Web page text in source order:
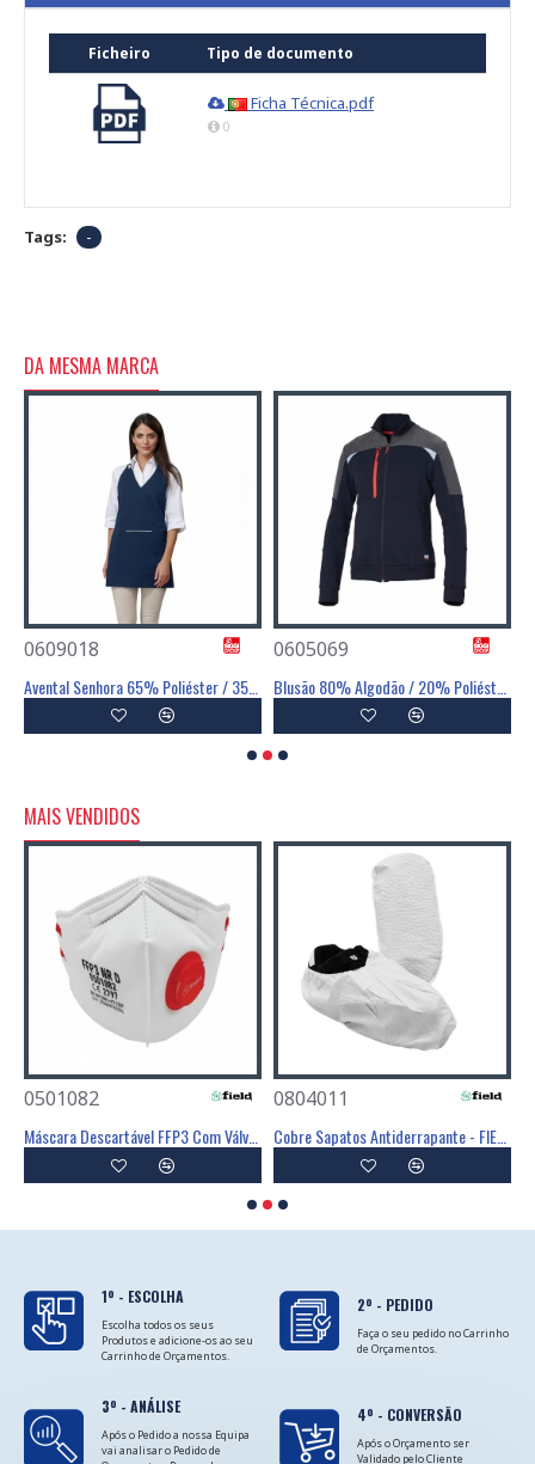
Ficheiro Tipo de documento
Ficha Técnica.pdf
0
Tags: -
DA MESMA MARCA
0609018 0605069
MAIS VENDIDOS
0501082 0804011
1º - ESCOLHA
Escolha todos os seus
Produtos e adicione-os ao seu
Carrinho de Orçamentos.
2º - PEDIDO
Faça o seu pedido no Carrinho
de Orçamentos.
3º - ANÁLISE
Após o Pedido a nossa Equipa
vai analisar o Pedido de
4º - CONVERSÃO
Após o Orçamento ser
Validado pelo Cliente